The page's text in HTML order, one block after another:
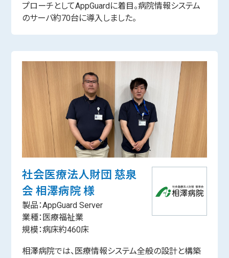
プローチとしてAppGuardに着目。病院情報システム
のサーバ約70台に導入しました。
社会医療法人財団 慈泉
会 相澤病院 様
製品：AppGuard Server
業種：医療福祉業
規模：病床約460床
相澤病院では、医療情報システム全般の設計と構築